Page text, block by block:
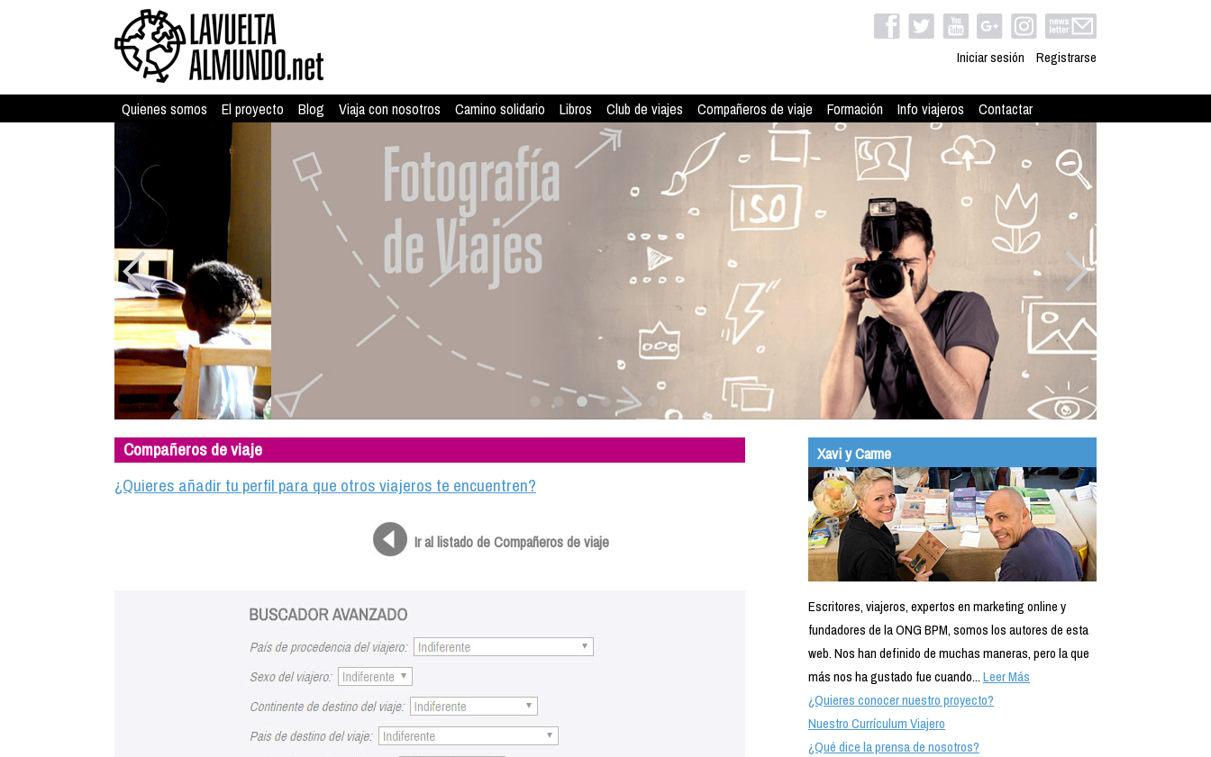
Iniciar sesión Registrarse
Quienes somos El proyecto Blog Viaja con nosotros Camino solidario Libros Club de viajes Compañeros de viaje Formación Info viajeros Contactar
Compañeros de viaje
¿Quieres añadir tu perfil para que otros viajeros te encuentren?
Ir al listado de Compañeros de viaje
Xavi y Carme
Escritores, viajeros, expertos en marketing online y
fundadores de la ONG BPM, somos los autores de esta
web. Nos han definido de muchas maneras, pero la que
más nos ha gustado fue cuando...Leer Más
¿Quieres conocer nuestro proyecto?
Nuestro Currículum Viajero
¿Qué dice la prensa de nosotros?